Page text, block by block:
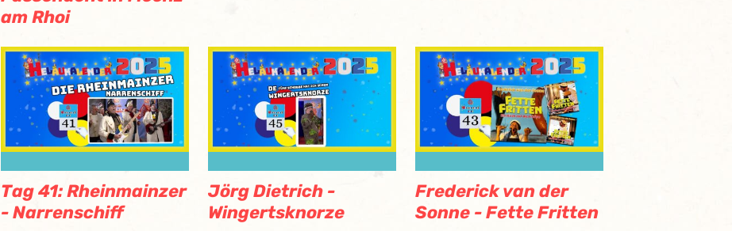
am Rhoi
Tag 41: Rheinmainzer
- Narrenschiff
Jörg Dietrich -
Wingertsknorze
Frederick van der
Sonne - Fette Fritten